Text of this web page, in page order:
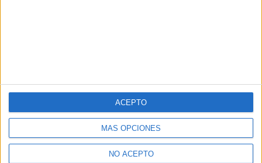
MÁS OPCIONES
NO ACEPTO
ACEPTO